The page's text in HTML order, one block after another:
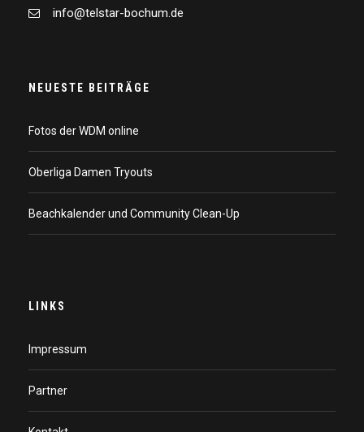
info@telstar-bochum.de
NEUESTE BEITRÄGE
Fotos der WDM online
Oberliga Damen Tryouts
Beachkalender und Community Clean-Up
LINKS
Impressum
Partner